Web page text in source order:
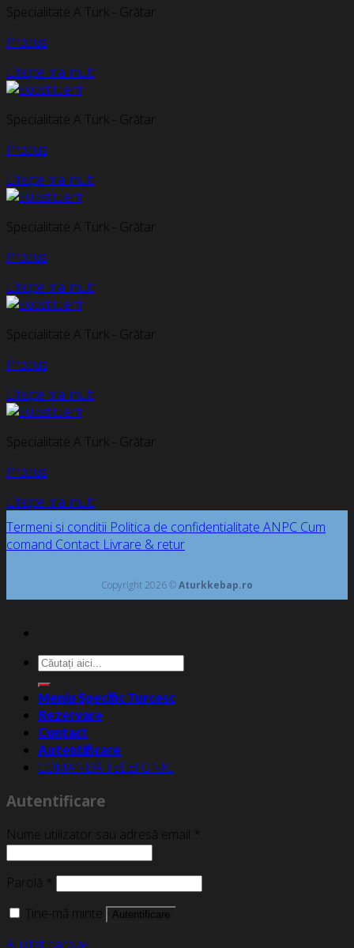
Specialitate A Turk - Grătar
Produs
Citește mai mult
Specialitate A Turk - Grătar
Produs
Citește mai mult
Specialitate A Turk - Grătar
Produs
Citește mai mult
Specialitate A Turk - Grătar
Produs
Citește mai mult
Specialitate A Turk - Grătar
Produs
Citește mai mult
Termeni si conditii Politica de confidentialitate ANPC Cum
comand Contact Livrare & retur
Copyright 2026 ©Aturkkebap.ro
Caută
după:
Meniu Specific Turcesc
Rezervare
Contact
Autentificare
COMANDĂ TELEFONIC
Autentificare
Nume utilizator sau adresă email *
Parolă *
Ține-mă minte
Autentificare
Ai uitat parola?